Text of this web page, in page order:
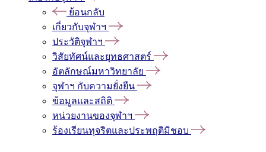
ย้อนกลับ
เกี่ยวกับจุฬาฯ
ประวัติจุฬาฯ
วิสัยทัศน์และยุทธศาสตร์
อัตลักษณ์มหาวิทยาลัย
จุฬาฯ กับความยั่งยืน
ข้อมูลและสถิติ
หน่วยงานของจุฬาฯ
ร้องเรียนทุจริตและประพฤติมิชอบ